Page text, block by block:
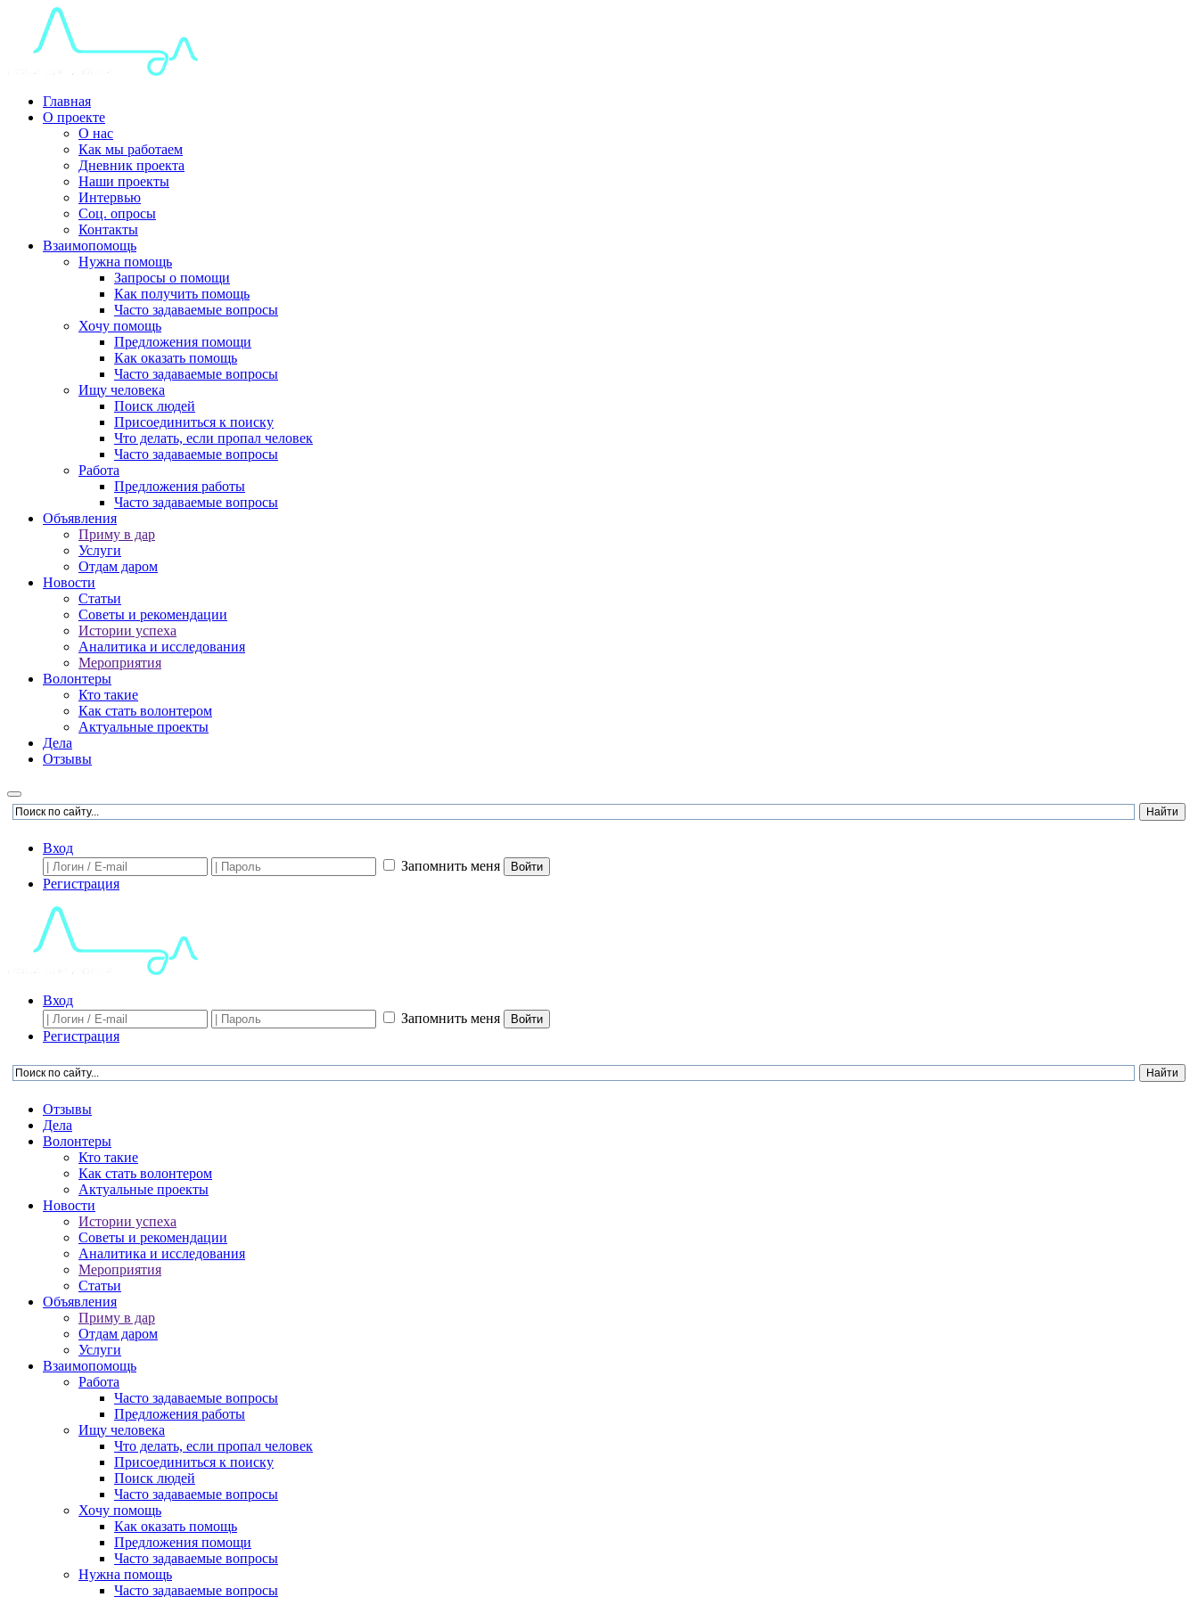
Главная
О проекте
О нас
Как мы работаем
Дневник проекта
Наши проекты
Интервью
Соц. опросы
Контакты
Взаимопомощь
Нужна помощь
Запросы о помощи
Как получить помощь
Часто задаваемые вопросы
Хочу помощь
Предложения помощи
Как оказать помощь
Часто задаваемые вопросы
Ищу человека
Поиск людей
Присоединиться к поиску
Что делать, если пропал человек
Часто задаваемые вопросы
Работа
Предложения работы
Часто задаваемые вопросы
Объявления
Приму в дар
Услуги
Отдам даром
Новости
Статьи
Советы и рекомендации
Истории успеха
Аналитика и исследования
Мероприятия
Волонтеры
Кто такие
Как стать волонтером
Актуальные проекты
Дела
Отзывы
Вход
Запомнить меня
Войти
Регистрация
Вход
Запомнить меня
Войти
Регистрация
Отзывы
Дела
Волонтеры
Кто такие
Как стать волонтером
Актуальные проекты
Новости
Истории успеха
Советы и рекомендации
Аналитика и исследования
Мероприятия
Статьи
Объявления
Приму в дар
Отдам даром
Услуги
Взаимопомощь
Работа
Часто задаваемые вопросы
Предложения работы
Ищу человека
Что делать, если пропал человек
Присоединиться к поиску
Поиск людей
Часто задаваемые вопросы
Хочу помощь
Как оказать помощь
Предложения помощи
Часто задаваемые вопросы
Нужна помощь
Часто задаваемые вопросы